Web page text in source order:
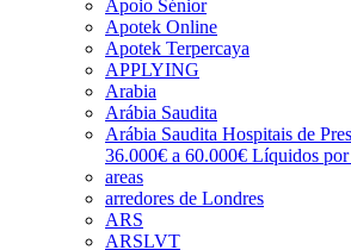
Apoio Sénior
Apotek Online
Apotek Terpercaya
APPLYING
Arabia
Arábia Saudita
Arábia Saudita Hospitais de
36.000€ a 60.000€ Líquidos
areas
arredores de Londres
ARS
ARSLVT